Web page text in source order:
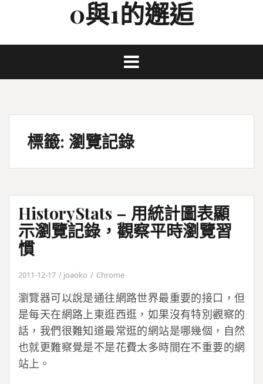
0與1的邂逅
標籤: 瀏覽記錄
HistoryStats – 用統計圖表顯
示瀏覽記錄，觀察平時瀏覽習
慣
2011-12-17 joaoko Chrome
瀏覽器可以說是通往網路世界最重要的接口，但
是每天在網路上東逛西逛，如果沒有特別觀察的
話，我們很難知道最常逛的網站是哪幾個，自然
也就更難察覺是不是花費太多時間在不重要的網
站上。